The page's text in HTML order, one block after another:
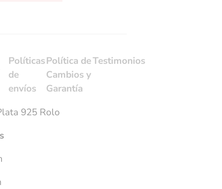
Políticas
de
envíos
Política de
Cambios y
Garantía
Testimonios
925 Rolo